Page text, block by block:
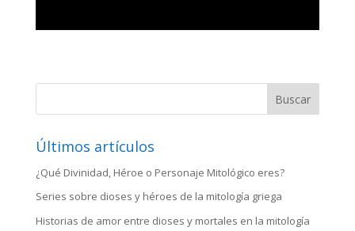
Buscar
Últimos artículos
¿Qué Divinidad, Héroe o Personaje Mitológico eres?
Series sobre dioses y héroes de la mitología griega
Historias de amor entre dioses y mortales en la mitología